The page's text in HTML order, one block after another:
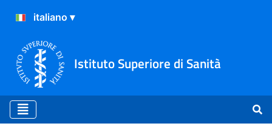
Istituto Superiore di Sanità